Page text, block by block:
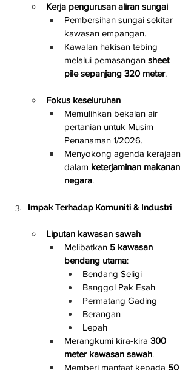
Kerja pengurusan aliran sungai
Pembersihan sungai sekitar
kawasan empangan.
Kawalan hakisan tebing
melalui pemasangan sheet
pile sepanjang 320 meter.
Fokus keseluruhan
Memulihkan bekalan air
pertanian untuk Musim
Penanaman 1/2026.
Menyokong agenda kerajaan
dalam keterjaminan makanan
negara.
Impak Terhadap Komuniti & Industri
Liputan kawasan sawah
Melibatkan 5 kawasan
bendang utama:
Bendang Seligi
Banggol Pak Esah
Permatang Gading
Berangan
Lepah
Merangkumi kira-kira 300
meter kawasan sawah.
Memberi manfaat kepada 50